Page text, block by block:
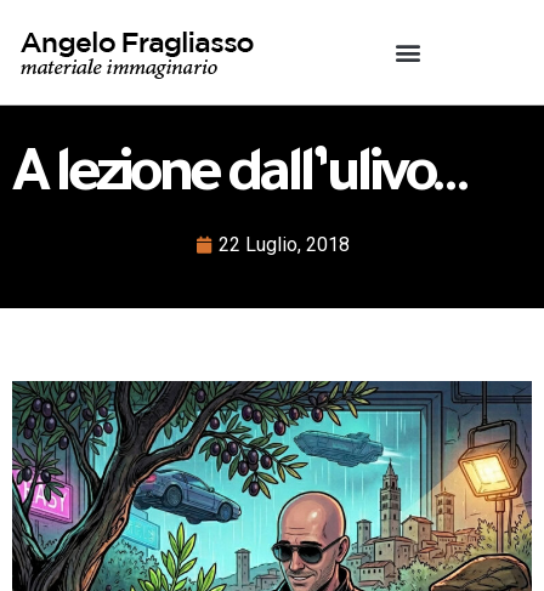
A lezione dall’ulivo…
22 Luglio, 2018